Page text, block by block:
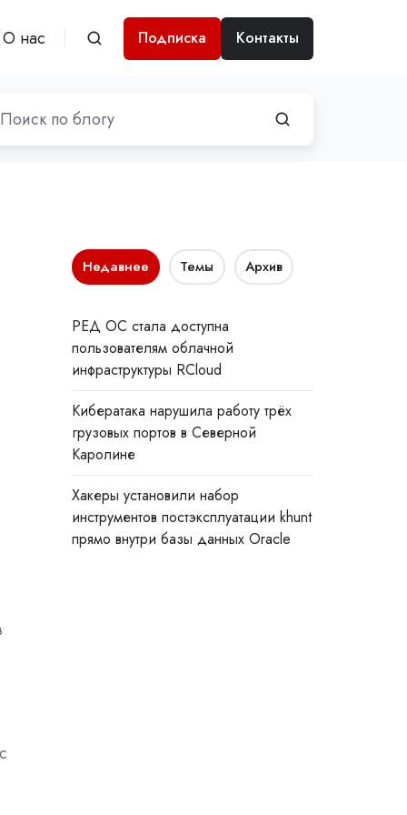
О нас Подписка Контакты
Недавнее Темы Архив
РЕД ОС стала доступна
пользователям облачной
инфраструктуры RCloud
Кибератака нарушила работу трёх
грузовых портов в Северной
Каролине
Хакеры установили набор
инструментов постэксплуатации khunt
прямо внутри базы данных Oracle